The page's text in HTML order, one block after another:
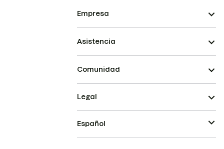
Empresa
Asistencia
Comunidad
Legal
Español